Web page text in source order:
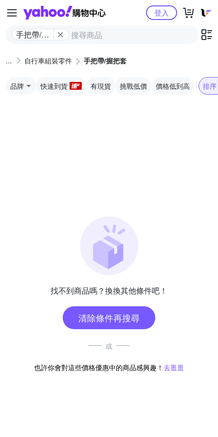
Yahoo購物中心
手把帶/握
登入
自行車組裝零件 手把帶/握把套
品牌 快速到貨 有現貨 挑戰低價 價格低到高 排序
找不到商品嗎？換換其他條件吧！
清除條件再搜尋
或
也許你會對這些價格優惠中的商品感興趣！ 去逛逛